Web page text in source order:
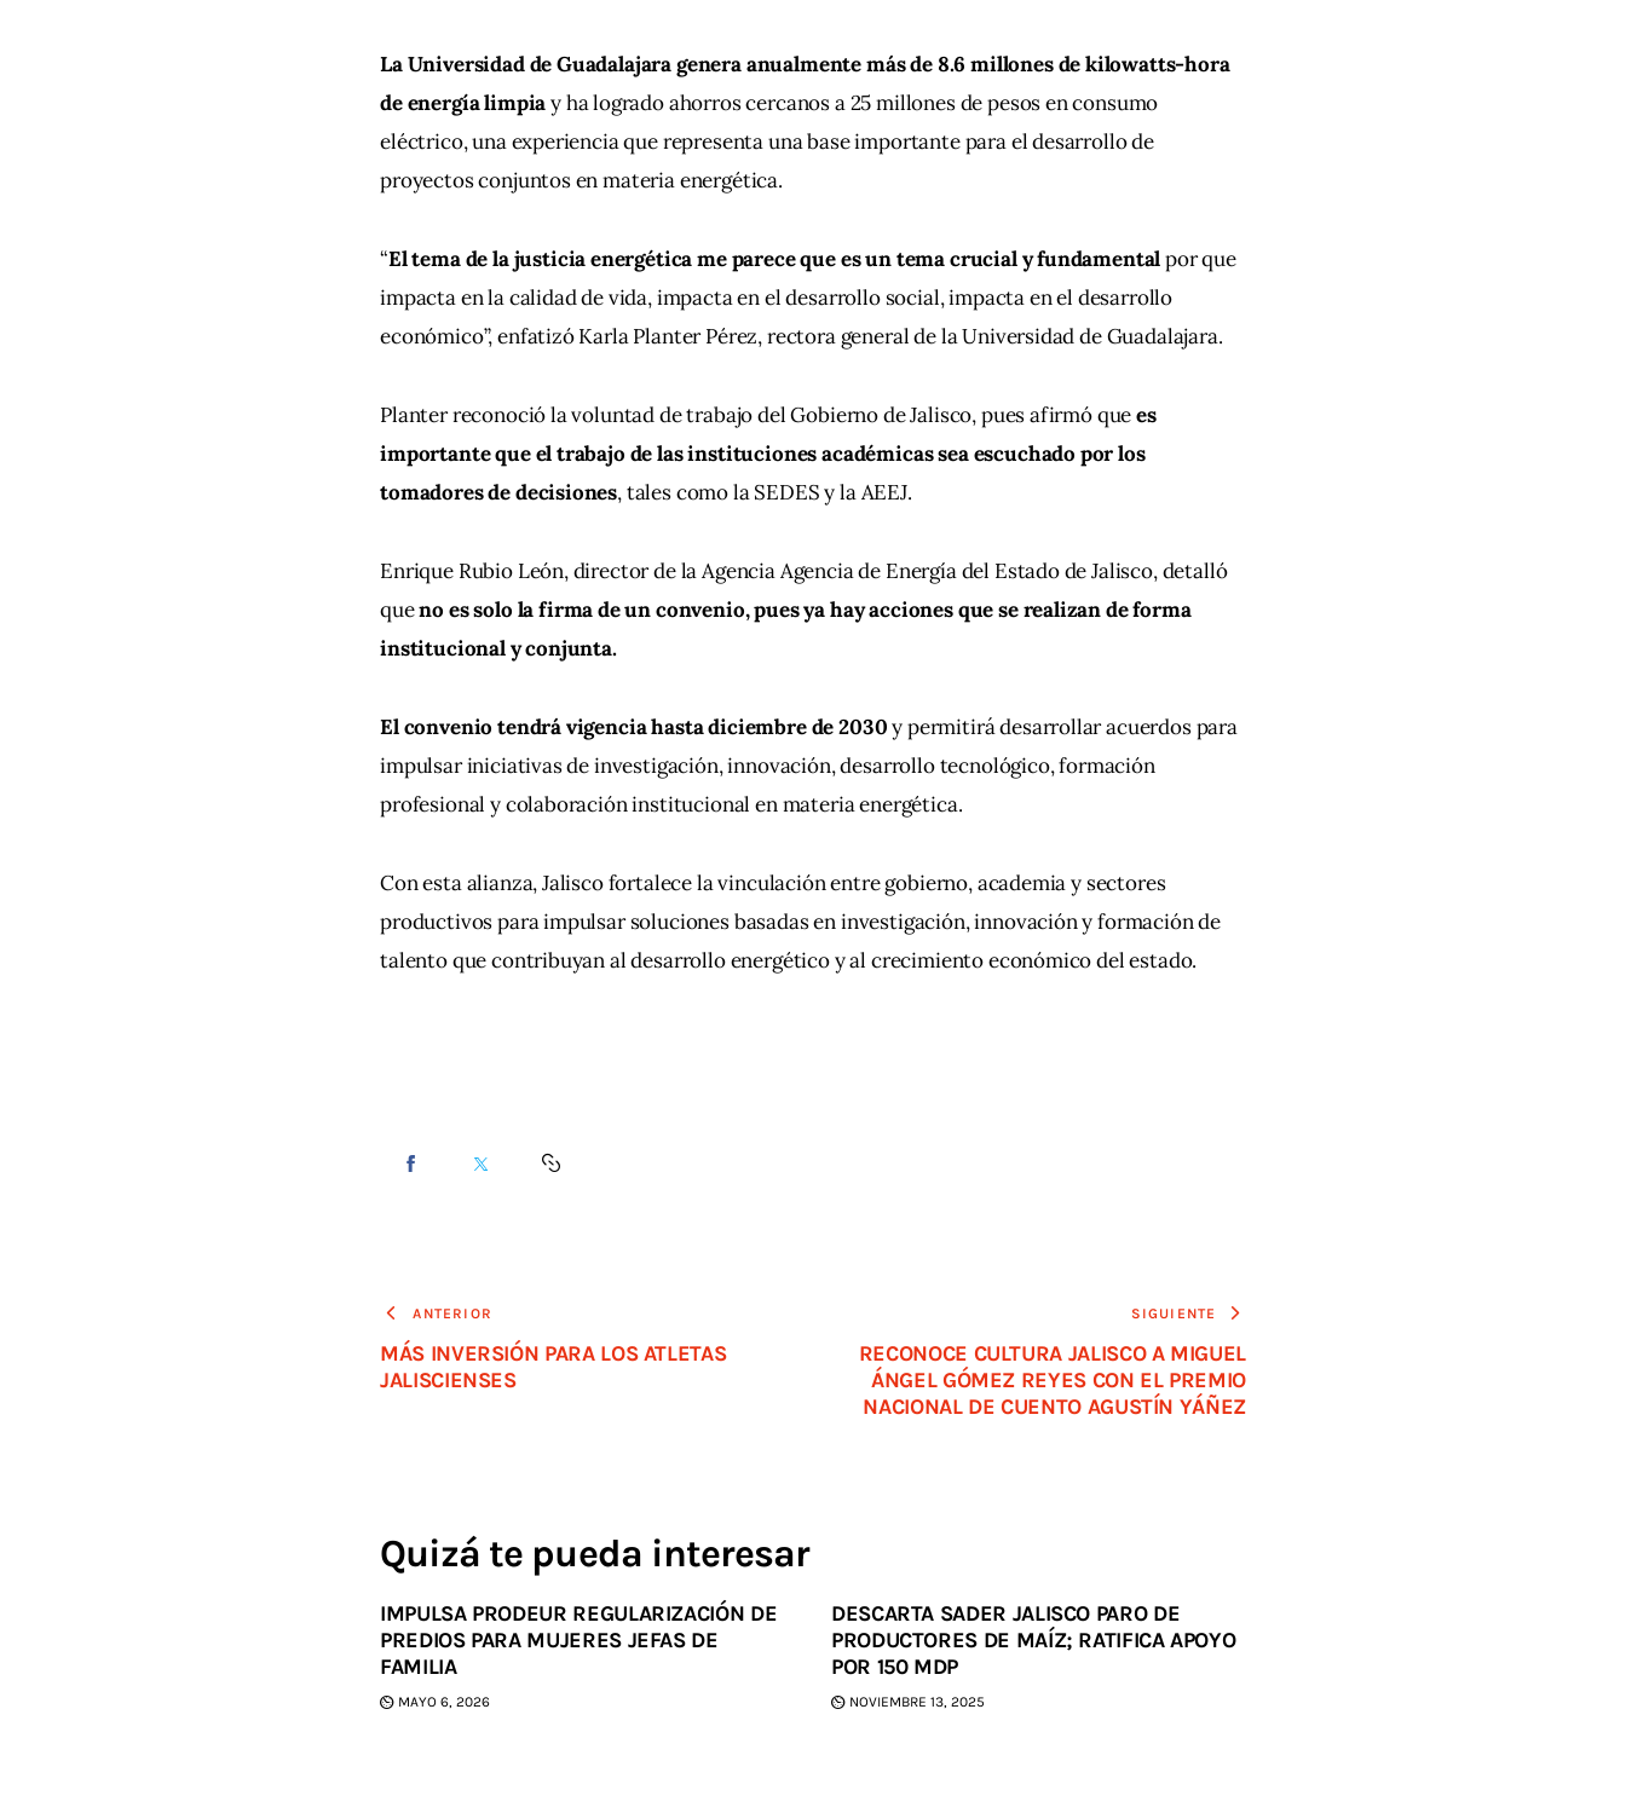
La Universidad de Guadalajara genera anualmente más de 8.6 millones de kilowatts-hora
de energía limpia y ha logrado ahorros cercanos a 25 millones de pesos en consumo
eléctrico, una experiencia que representa una base importante para el desarrollo de
proyectos conjuntos en materia energética.
“El tema de la justicia energética me parece que es un tema crucial y fundamental por que
impacta en la calidad de vida, impacta en el desarrollo social, impacta en el desarrollo
económico”, enfatizó Karla Planter Pérez, rectora general de la Universidad de Guadalajara.
Planter reconoció la voluntad de trabajo del Gobierno de Jalisco, pues afirmó que es
importante que el trabajo de las instituciones académicas sea escuchado por los
tomadores de decisiones, tales como la SEDES y la AEEJ.
Enrique Rubio León, director de la Agencia Agencia de Energía del Estado de Jalisco, detalló
que no es solo la firma de un convenio, pues ya hay acciones que se realizan de forma
institucional y conjunta.
El convenio tendrá vigencia hasta diciembre de 2030 y permitirá desarrollar acuerdos para
impulsar iniciativas de investigación, innovación, desarrollo tecnológico, formación
profesional y colaboración institucional en materia energética.
Con esta alianza, Jalisco fortalece la vinculación entre gobierno, academia y sectores
productivos para impulsar soluciones basadas en investigación, innovación y formación de
talento que contribuyan al desarrollo energético y al crecimiento económico del estado.
ANTERIOR
MÁS INVERSIÓN PARA LOS ATLETAS
JALISCIENSES
SIGUIENTE
RECONOCE CULTURA JALISCO A MIGUEL
ÁNGEL GÓMEZ REYES CON EL PREMIO
NACIONAL DE CUENTO AGUSTÍN YÁÑEZ
Quizá te pueda interesar
IMPULSA PRODEUR REGULARIZACIÓN DE
PREDIOS PARA MUJERES JEFAS DE
FAMILIA
MAYO 6, 2026
DESCARTA SADER JALISCO PARO DE
PRODUCTORES DE MAÍZ; RATIFICA APOYO
POR 150 MDP
NOVIEMBRE 13, 2025